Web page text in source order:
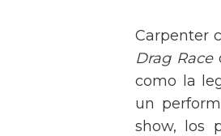
Carpenter
Drag Race
como la
un
show, los